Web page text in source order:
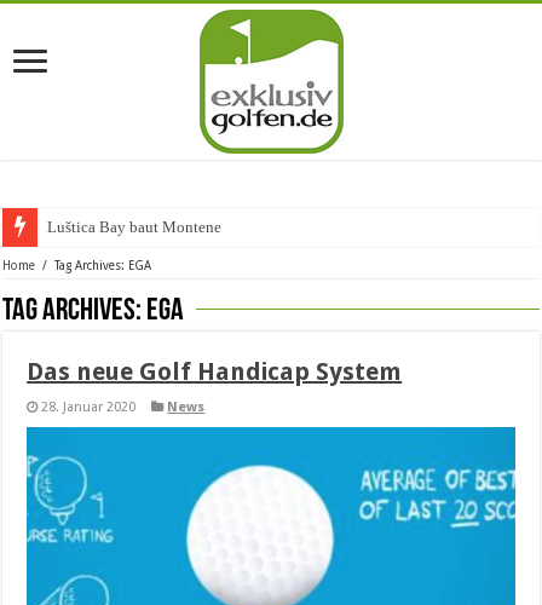
Luštica Bay baut Montenegros
Home / Tag Archives: EGA
Tag Archives: EGA
Das neue Golf Handicap System
28. Januar 2020 News